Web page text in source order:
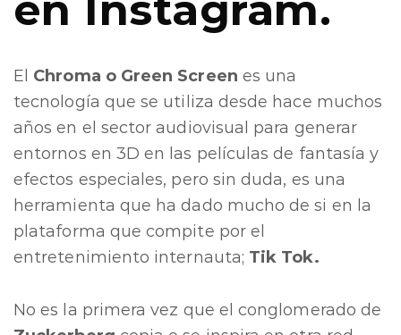
El Chroma o Green Screen es una
tecnología que se utiliza desde hace muchos
años en el sector audiovisual para generar
entornos en 3D en las películas de fantasía y
efectos especiales, pero sin duda, es una
herramienta que ha dado mucho de si en la
plataforma que compite por el
entretenimiento internauta; Tik Tok.
No es la primera vez que el conglomerado de